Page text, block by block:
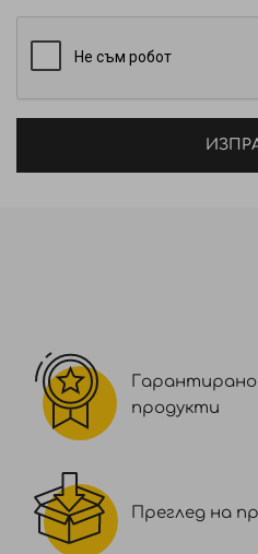
GLYCERIN,
PANTHENOL,
CRESOL, DIMETHICONE,
CHLORIDE, ISOPROPYL
AMODIMETHICONE,
/ CUCUMIS MELO (MELON)
PHENOXYETHANOL,
CI 19140 / YELLOW 5,
/ GREEN 5, CI 17200 / RED 33
Гарантирано
продукти
Преглед на